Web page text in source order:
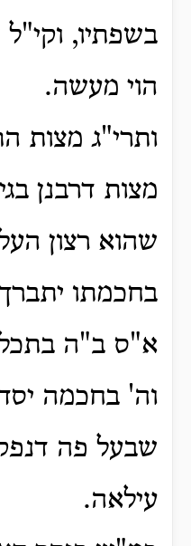
בשפתיו,
הוי מעשה.
ותרי"ג מצות
מצות דרבנן
שהוא רצון
בחכמתו
א"ס ב"ה
וה' בחכמה
שבעל פה
עילאה.